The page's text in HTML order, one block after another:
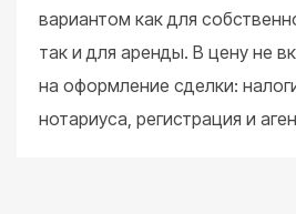
вариантом как для
так и для аренды. В цену не
на оформление сделки:
нотариуса, регистрация и